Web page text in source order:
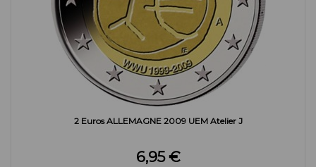
2 Euros ALLEMAGNE 2009 UEM Atelier J
6,95 €